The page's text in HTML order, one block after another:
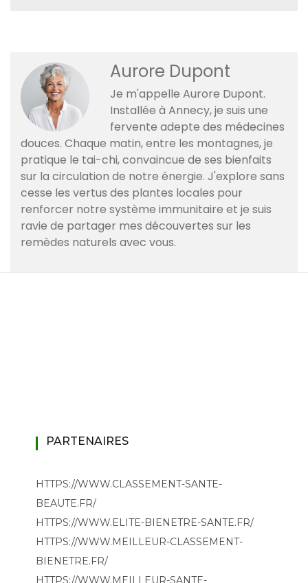
Aurore Dupont
Je m'appelle Aurore Dupont.
Installée à Annecy, je suis une
fervente adepte des médecines
douces. Chaque matin, entre les montagnes, je
pratique le tai-chi, convaincue de ses bienfaits
sur la circulation de notre énergie. J'explore sans
cesse les vertus des plantes locales pour
renforcer notre système immunitaire et je suis
ravie de partager mes découvertes sur les
remèdes naturels avec vous.
PARTENAIRES
HTTPS://WWW.CLASSEMENT-SANTE-
BEAUTE.FR/
HTTPS://WWW.ELITE-BIENETRE-SANTE.FR/
HTTPS://WWW.MEILLEUR-CLASSEMENT-
BIENETRE.FR/
HTTPS://WWW.MEILLEUR-SANTE-